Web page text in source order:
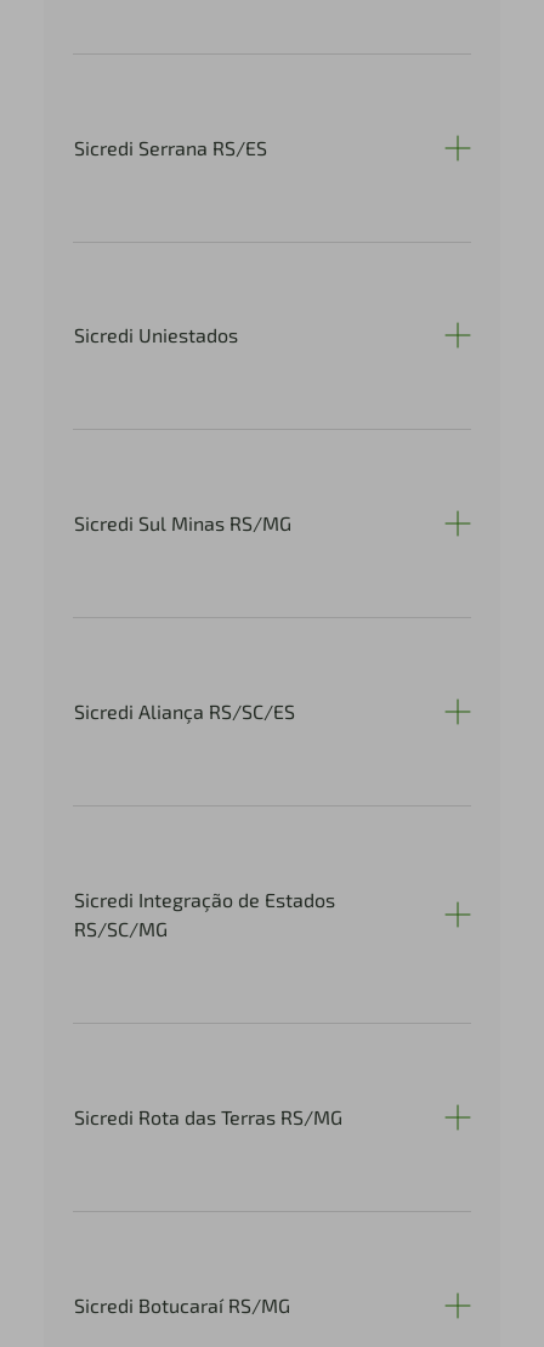
Sicredi Serrana RS/ES
Sicredi Uniestados
Sicredi Sul Minas RS/MG
Sicredi Aliança RS/SC/ES
Sicredi Integração de Estados
RS/SC/MG
Sicredi Rota das Terras RS/MG
Sicredi Botucaraí RS/MG